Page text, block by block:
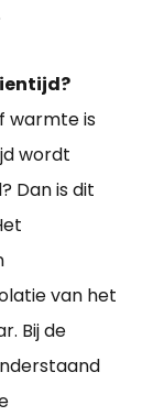
warmte is
wordt
Dan is dit
van het
Bij de